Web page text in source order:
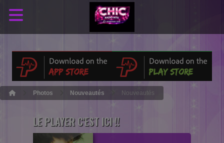
Photos Nouveautés Nouveautés
LE PLAYER C'EST ICI !!